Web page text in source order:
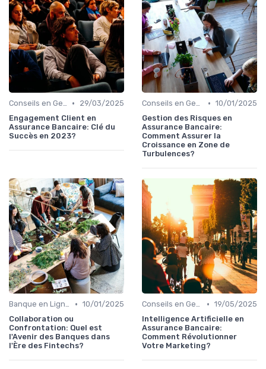
Conseils en Gestion de Patrimoine •
29/03/2025
Engagement Client en
Assurance Bancaire: Clé du
Succès en 2023?
Conseils en Gestion de Patrimoine • 10/01/2025
Gestion des Risques en
Assurance Bancaire:
Comment Assurer la
Croissance en Zone de
Turbulences?
Banque en Ligne et Mobile • 10/01/2025
Collaboration ou
Confrontation: Quel est
l'Avenir des Banques dans
l'Ère des Fintechs?
Conseils en Gestion de Patrimoine • 19/05/2025
Intelligence Artificielle en
Assurance Bancaire:
Comment Révolutionner
Votre Marketing?